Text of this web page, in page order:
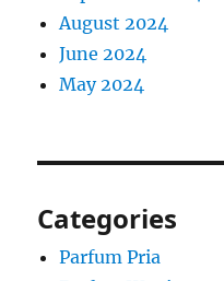
August 2024
June 2024
May 2024
Categories
Parfum Pria